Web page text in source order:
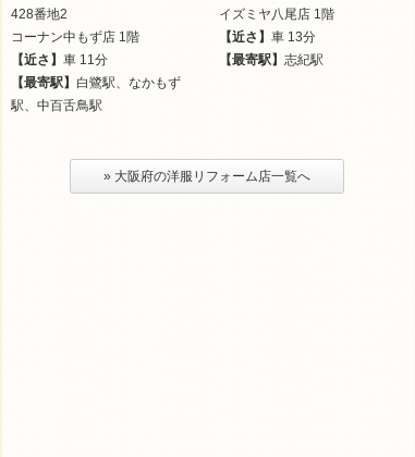
428番地2
コーナン中もず店 1階
【近さ】 車 11分
【最寄駅】 白鷺駅、なかもず
駅、中百舌鳥駅
イズミヤ八尾店 1階
【近さ】 車 13分
【最寄駅】 志紀駅
» 大阪府の洋服リフォーム店一覧へ